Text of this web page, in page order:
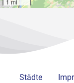
1 mi
Städte